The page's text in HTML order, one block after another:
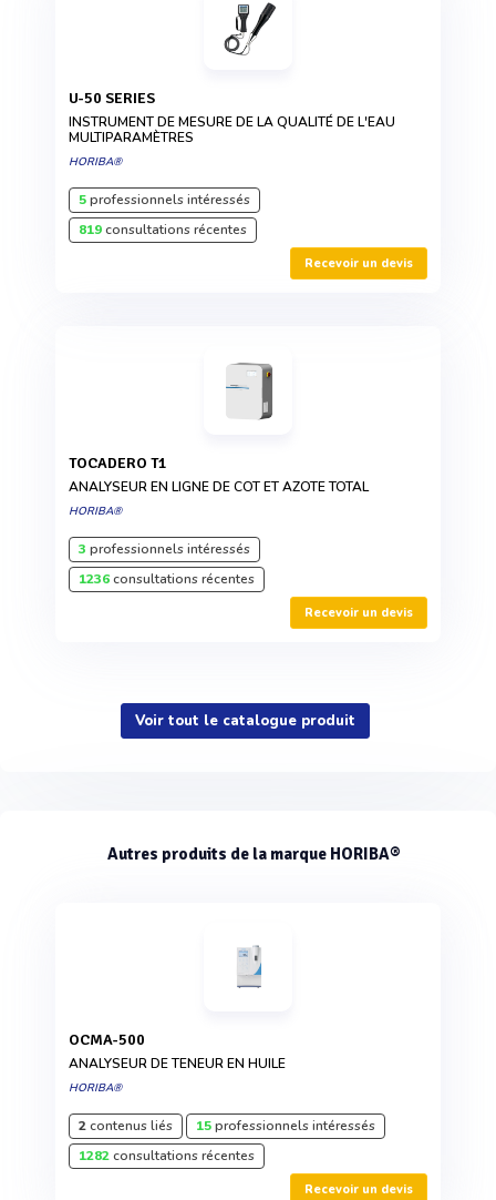
U-50 SERIES
INSTRUMENT DE MESURE DE LA QUALITÉ DE L'EAU
MULTIPARAMÈTRES
HORIBA®
5professionnels intéressés
819consultations récentes
Recevoir un devis
TOCADERO T1
ANALYSEUR EN LIGNE DE COT ET AZOTE TOTAL
HORIBA®
3 professionnels intéressés
1236consultations récentes
Recevoir un devis
Voir tout le catalogue produit
Autres produits de la marque HORIBA®
OCMA-500
ANALYSEUR DE TENEUR EN HUILE
HORIBA®
2contenus liés 15professionnels intéressés
1282consultations récentes
Recevoir un devis